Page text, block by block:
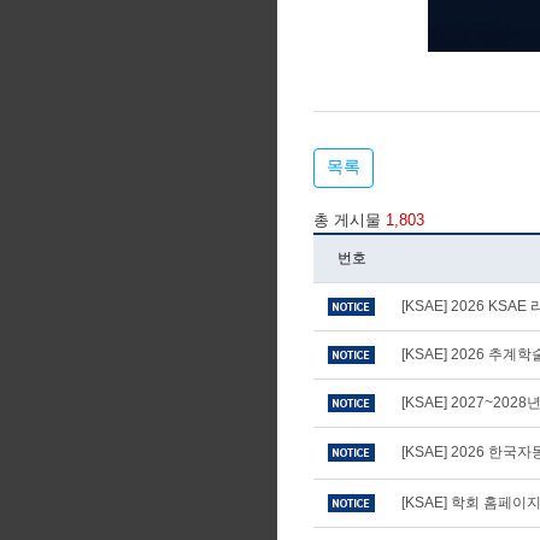
목록
총 게시물 1,803
번호
[KSAE] 2026 KSAE
[KSAE] 2026 추계학
[KSAE] 2027~2028
[KSAE] 2026 한국자
[KSAE] 학회 홈페이